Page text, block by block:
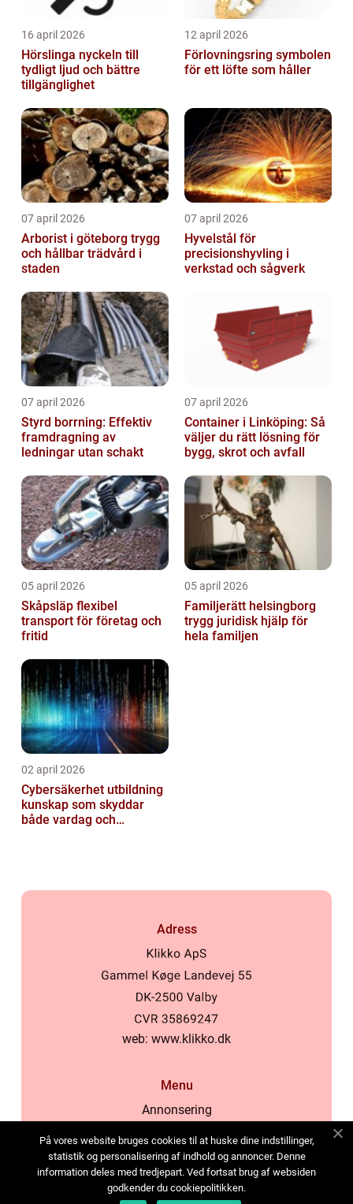
16 april 2026
Hörslinga nyckeln till
tydligt ljud och bättre
tillgänglighet
12 april 2026
Förlovningsring symbolen
för ett löfte som håller
07 april 2026
Arborist i göteborg trygg
och hållbar trädvård i
staden
07 april 2026
Hyvelstål för
precisionshyvling i
verkstad och sågverk
07 april 2026
Styrd borrning: Effektiv
framdragning av
ledningar utan schakt
07 april 2026
Container i Linköping: Så
väljer du rätt lösning för
bygg, skrot och avfall
05 april 2026
Skåpsläp flexibel
transport för företag och
fritid
05 april 2026
Familjerätt helsingborg
trygg juridisk hjälp för
hela familjen
02 april 2026
Cybersäkerhet utbildning
kunskap som skyddar
både vardag och
Adress
web: www.klikko.dk
Menu
Annonsering
Cookies
Kontakta oss
Sitemap
På vores website bruges cookies til at huske dine indstillinger,
statistik og personalisering af indhold og annoncer. Denne
information deles med tredjepart. Ved fortsat brug af websiden
godkender du cookiepolitikken.